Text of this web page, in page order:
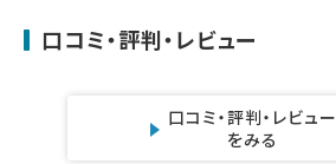
口コミ・評判・レビュー
口コミ・評判・レビュー
をみる